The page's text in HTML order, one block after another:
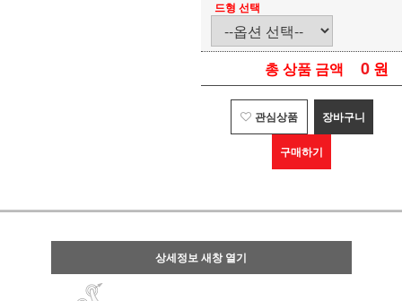
드형 선택
총 상품 금액 0 원
관심상품 장바구니
구매하기
상세정보 새창 열기